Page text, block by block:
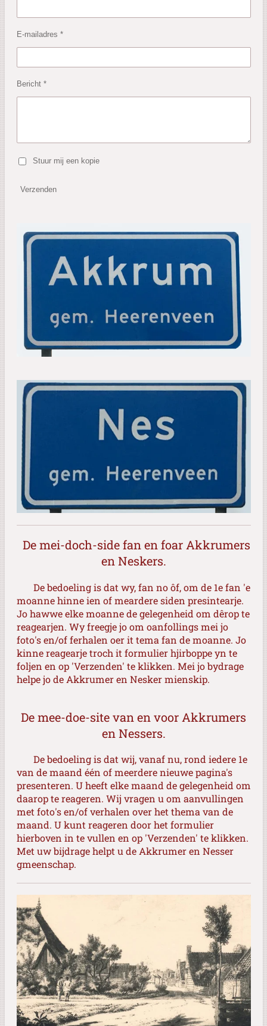
E-mailadres *
Bericht *
Stuur mij een kopie
Verzenden
De mei-doch-side fan en foar Akkrumers
en Neskers.
De bedoeling is dat wy, fan no ôf, om de 1e fan 'e
moanne hinne ien of meardere siden presintearje.
Jo hawwe elke moanne de gelegenheid om dêrop te
reagearjen. Wy freegje jo om oanfollings mei jo
foto's en/of ferhalen oer it tema fan de moanne. Jo
kinne reagearje troch it formulier hjirboppe yn te
foljen en op 'Verzenden' te klikken. Mei jo bydrage
helpe jo de Akkrumer en Nesker mienskip.
De mee-doe-site van en voor Akkrumers
en Nessers.
De bedoeling is dat wij, vanaf nu, rond iedere 1e
van de maand één of meerdere nieuwe pagina's
presenteren. U heeft elke maand de gelegenheid om
daarop te reageren. Wij vragen u om aanvullingen
met foto's en/of verhalen over het thema van de
maand. U kunt reageren door het formulier
hierboven in te vullen en op 'Verzenden' te klikken.
Met uw bijdrage helpt u de Akkrumer en Nesser
gmeenschap.